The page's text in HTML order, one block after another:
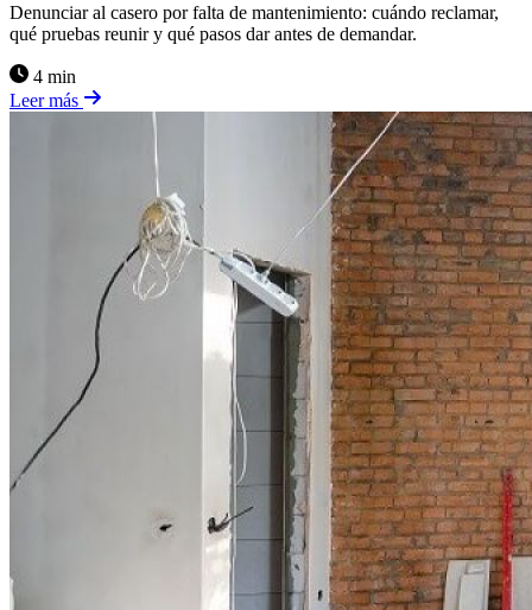
Denunciar al casero por falta de mantenimiento: cuándo reclamar,
qué pruebas reunir y qué pasos dar antes de demandar.
4 min
Leer más